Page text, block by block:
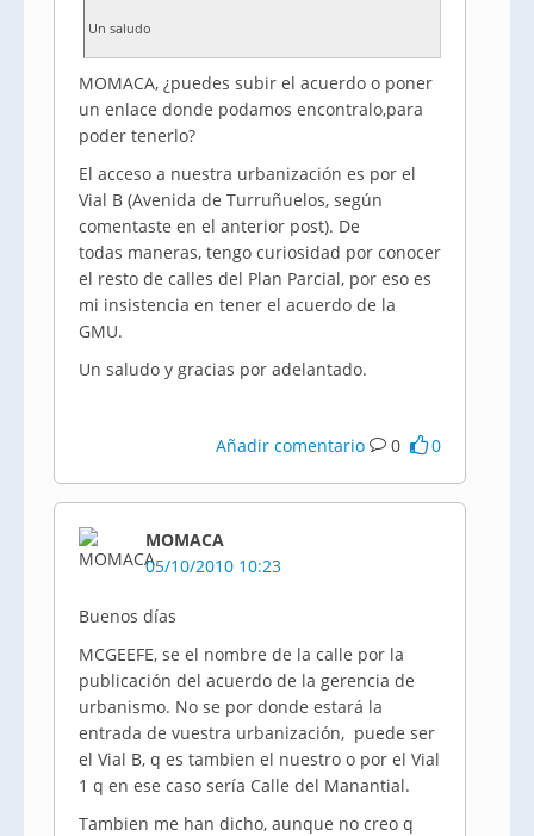
Un saludo
MOMACA, ¿puedes subir el acuerdo o poner
un enlace donde podamos encontralo,para
poder tenerlo?
El acceso a nuestra urbanización es por el
Vial B (Avenida de Turruñuelos, según
comentaste en el anterior post). De
todas maneras, tengo curiosidad por conocer
el resto de calles del Plan Parcial, por eso es
mi insistencia en tener el acuerdo de la
GMU.
Un saludo y gracias por adelantado.
Añadir comentario 0 0
MOMACA
05/10/2010 10:23
Buenos días
MCGEEFE, se el nombre de la calle por la
publicación del acuerdo de la gerencia de
urbanismo. No se por donde estará la
entrada de vuestra urbanización, puede ser
el Vial B, q es tambien el nuestro o por el Vial
1 q en ese caso sería Calle del Manantial.
Tambien me han dicho, aunque no creo q